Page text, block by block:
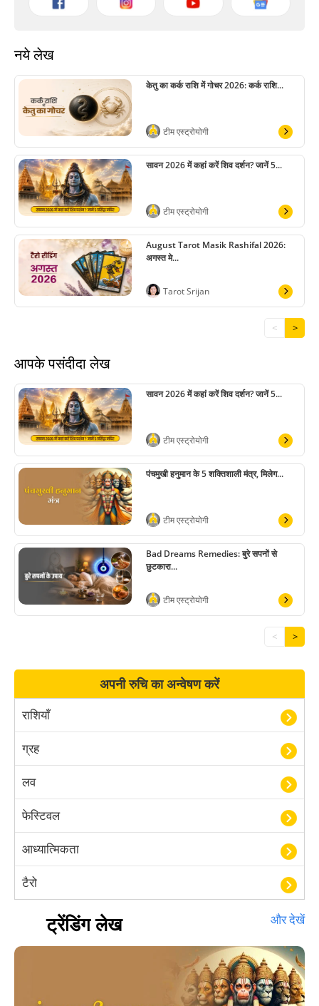
नये लेख
केतु का कर्क राशि में गोचर 2026: कर्क राशि...
टीम एस्ट्रोयोगी
सावन 2026 में कहां करें शिव दर्शन? जानें 5...
टीम एस्ट्रोयोगी
August Tarot Masik Rashifal 2026:
अगस्त मे...
Tarot Srijan
< >
आपके पसंदीदा लेख
सावन 2026 में कहां करें शिव दर्शन? जानें 5...
टीम एस्ट्रोयोगी
पंचमुखी हनुमान के 5 शक्तिशाली मंत्र, मिलेग...
टीम एस्ट्रोयोगी
Bad Dreams Remedies: बुरे सपनों से
छुटकारा...
टीम एस्ट्रोयोगी
< >
अपनी रुचि का अन्वेषण करें
राशियाँ
ग्रह
लव
फेस्टिवल
आध्यात्मिकता
टैरो
हस्तरेखा शास्त्र
बॉलीवुड
ट्रेंडिंग लेख और देखें